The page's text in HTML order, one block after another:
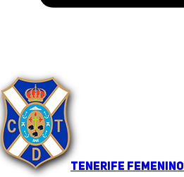
TENERIFE FEMENINO